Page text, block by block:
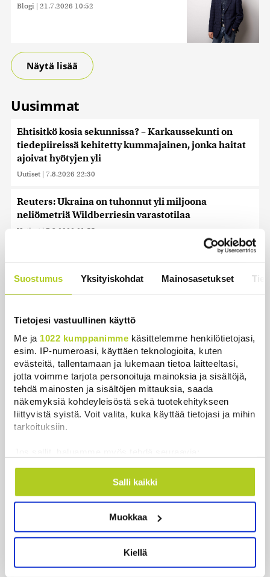
Suostumus Yksityiskohdat Mainosasetukset
Tietojesi vastuullinen käyttö
Me ja 1022 kumppanimme käsittelemme henkilötietojasi,
esim. IP-numeroasi, käyttäen teknologioita, kuten
evästeitä, tallentamaan ja lukemaan tietoa laitteeltasi,
jotta voimme tarjota personoituja mainoksia ja sisältöjä,
tehdä mainosten ja sisältöjen mittauksia, saada
näkemyksiä kohdeyleisöstä sekä tuotekehitykseen
liittyvistä syistä. Voit valita, kuka käyttää tietojasi ja mihin
tarkoituksiin.
Kerätä tietoja maantieteellisestä sijainnistasi,
mahdollisesti muutaman metrin tarkkuudella
ominaispiirteitä aktiivisesti (sormenjäljen
Lue lisää siitä, miten henkilötietojasi käsitellään ja miten
suostumustasi tai peruuttaa sen milloin vain
evästeilmoituksessa.
Salli kaikki
Muokkaa
Kiellä
Blogi | 21.7.2026 10:52
Näytä lisää
Uusimmat
Ehtisitkö kosia sekunnissa? – Karkaussekunti on
tiedepiireissä kehitetty kummajainen, jonka haitat
ajoivat hyötyjen yli
Uutiset | 7.8.2026 22:30
Reuters: Ukraina on tuhonnut yli miljoona
neliömetriä Wildberriesin varastotilaa
Uutiset | 7.8.2026 21:55
Timo Laaninen julistaa Wille Rydmanin Suomen
taitavimmaksi poliitikoksi
Uutiset | 7.8.2026 18:09
Espanja uhkaa Italiaa vastatoimilla
Uutiset | 7.8.2026 16:55
Sianlihaa voi jälleen viedä Etelä-Koreaan ja Uuteen-
Seelantiin
Järjestöt vastustavat karhun kiintiömetsästystä –
poliisi vetoaa kansalaisten turvallisuuteen
Uutiset | 7.8.2026 15:51
Ruokavirasto muuttaa rajoituksia afrikkalaisen
sikaruton tartuntavyöhykkeellä